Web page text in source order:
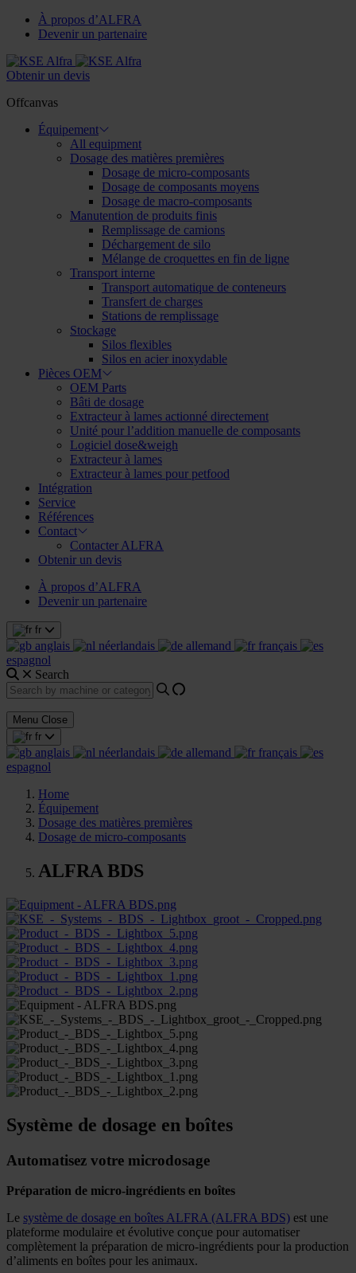
À propos d’ALFRA
Devenir un partenaire
Obtenir un devis
Offcanvas
Équipement
All equipment
Dosage des matières premières
Dosage de micro-composants
Dosage de composants moyens
Dosage de macro-composants
Manutention de produits finis
Remplissage de camions
Déchargement de silo
Mélange de croquettes en fin de ligne
Transport interne
Transport automatique de conteneurs
Transfert de charges
Stations de remplissage
Stockage
Silos flexibles
Silos en acier inoxydable
Pièces OEM
OEM Parts
Bâti de dosage
Extracteur à lames actionné directement
Unité pour l’addition manuelle de composants
Logiciel dose&weigh
Extracteur à lames
Extracteur à lames pour petfood
Intégration
Service
Références
Contact
Contacter ALFRA
Obtenir un devis
À propos d’ALFRA
Devenir un partenaire
fr
anglais néerlandais allemand
français
espagnol
Search
Menu Close
fr
anglais néerlandais allemand
français
espagnol
Home
Équipement
Dosage des matières premières
Dosage de micro-composants
ALFRA BDS
Système de dosage en boîtes
Automatisez votre microdosage
Préparation de micro-ingrédients en boîtes
Le système de dosage en boîtes ALFRA (ALFRA BDS) est une
plateforme modulaire et évolutive conçue pour automatiser
complètement la préparation de micro-ingrédients pour la production
d’aliments en boîtes pour les animaux.